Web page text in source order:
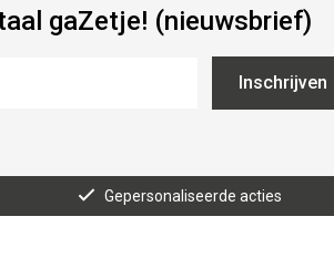
gaZetje! (nieuwsbrief)
Inschrijven
Gepersonaliseerde acties